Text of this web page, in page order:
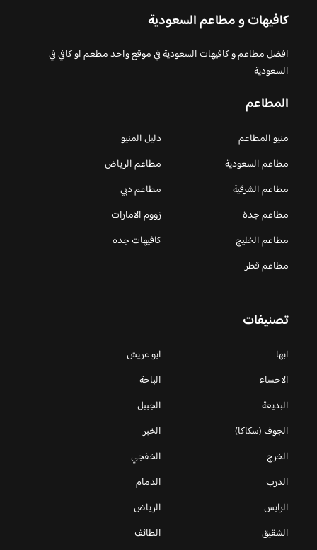
كافيهات و مطاعم السعودية
افضل مطاعم و كافيهات السعودية في موقع واحد مطعم او كافي في
السعودية
المطاعم
منيو المطاعم
دليل المنيو
مطاعم السعودية
مطاعم الرياض
مطاعم الشرقية
مطاعم دبي
مطاعم جدة
زووم الامارات
مطاعم الخليج
كافيهات جده
مطاعم قطر
تصنيفات
ابها
ابو عريش
الاحساء
الباحة
البديعة
الجبيل
الجوف (سكاكا)
الخبر
الخرج
الخفجي
الدرب
الدمام
الرايس
الرياض
الشقيق
الطائف